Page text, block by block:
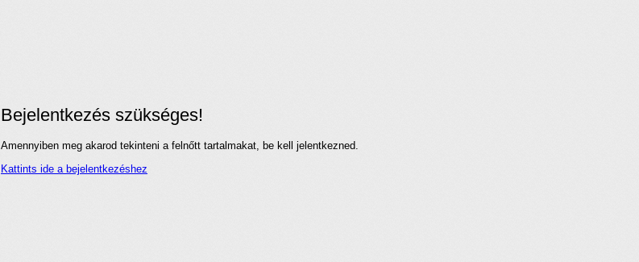
Bejelentkezés szükséges!
Amennyiben meg akarod tekinteni a felnőtt tartalmakat, be kell jelentkezned.
Kattints ide a bejelentkezéshez